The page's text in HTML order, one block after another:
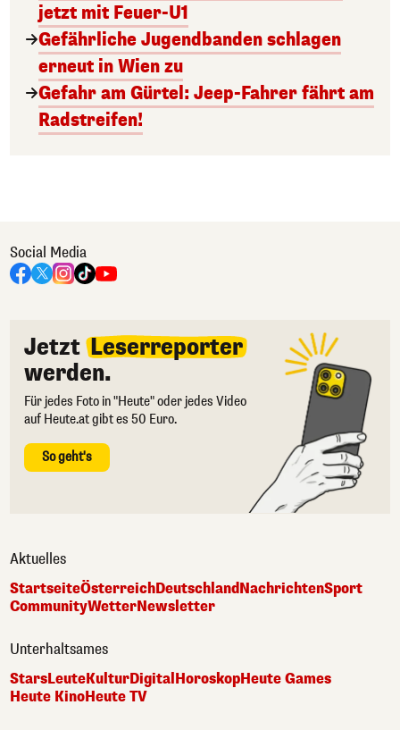
jetzt mit Feuer-U1
Gefährliche Jugendbanden schlagen
erneut in Wien zu
Gefahr am Gürtel: Jeep-Fahrer fährt am
Radstreifen!
Social Media
Jetzt Leserreporter
werden.
Für jedes Foto in "Heute" oder jedes Video
auf Heute.at gibt es 50 Euro.
So geht's
Aktuelles
StartseiteÖsterreichDeutschlandNachrichtenSport
CommunityWetterNewsletter
Unterhaltsames
StarsLeuteKulturDigital HoroskopHeute Games
Heute KinoHeute TV